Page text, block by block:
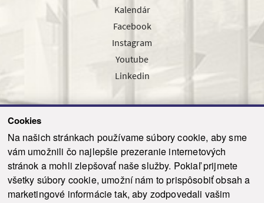
Cookies
Na našich stránkach používame súbory cookie, aby sme
vám umožnili čo najlepšie prezeranie internetových
stránok a mohli zlepšovať naše služby. Pokiaľ prijmete
všetky súbory cookie, umožní nám to prispôsobiť obsah a
marketingové informácie tak, aby zodpovedali vašim
Kalendár
Facebook
Instagram
Youtube
Linkedin
Odoslať